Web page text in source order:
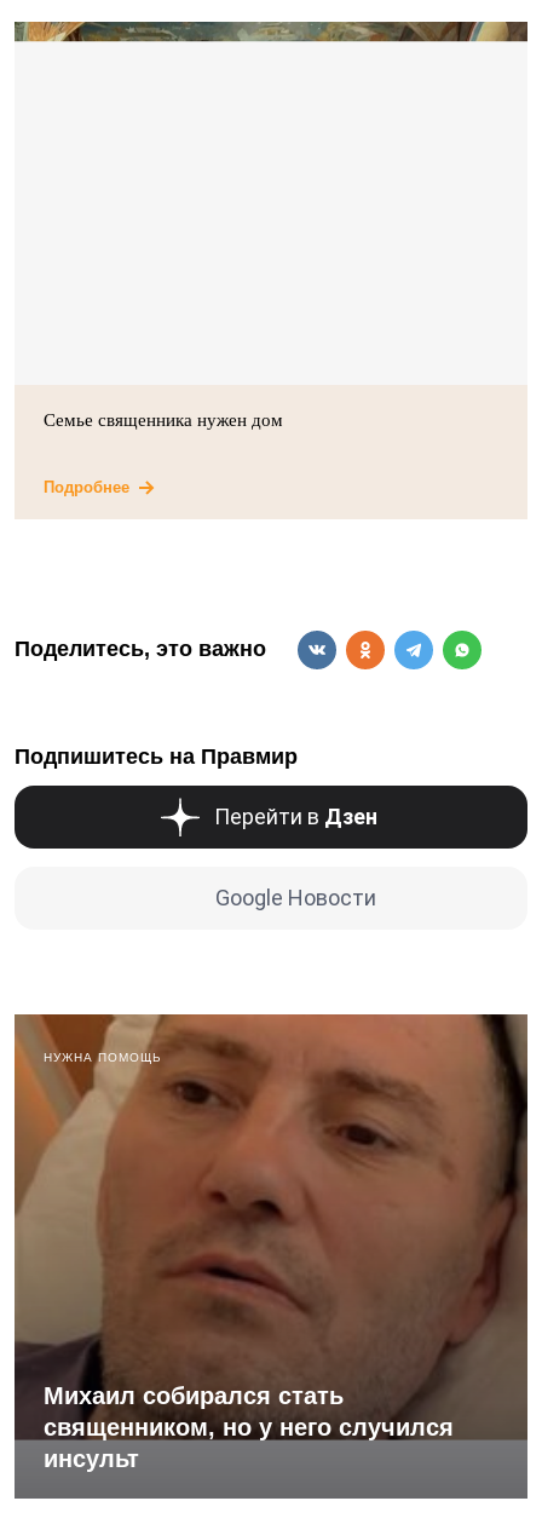
Семье священника нужен дом
Подробнее
Поделитесь, это важно
Подпишитесь на Правмир
Перейти в Дзен
Google Новости
НУЖНА ПОМОЩЬ
Михаил собирался стать
священником, но у него случился
инсульт